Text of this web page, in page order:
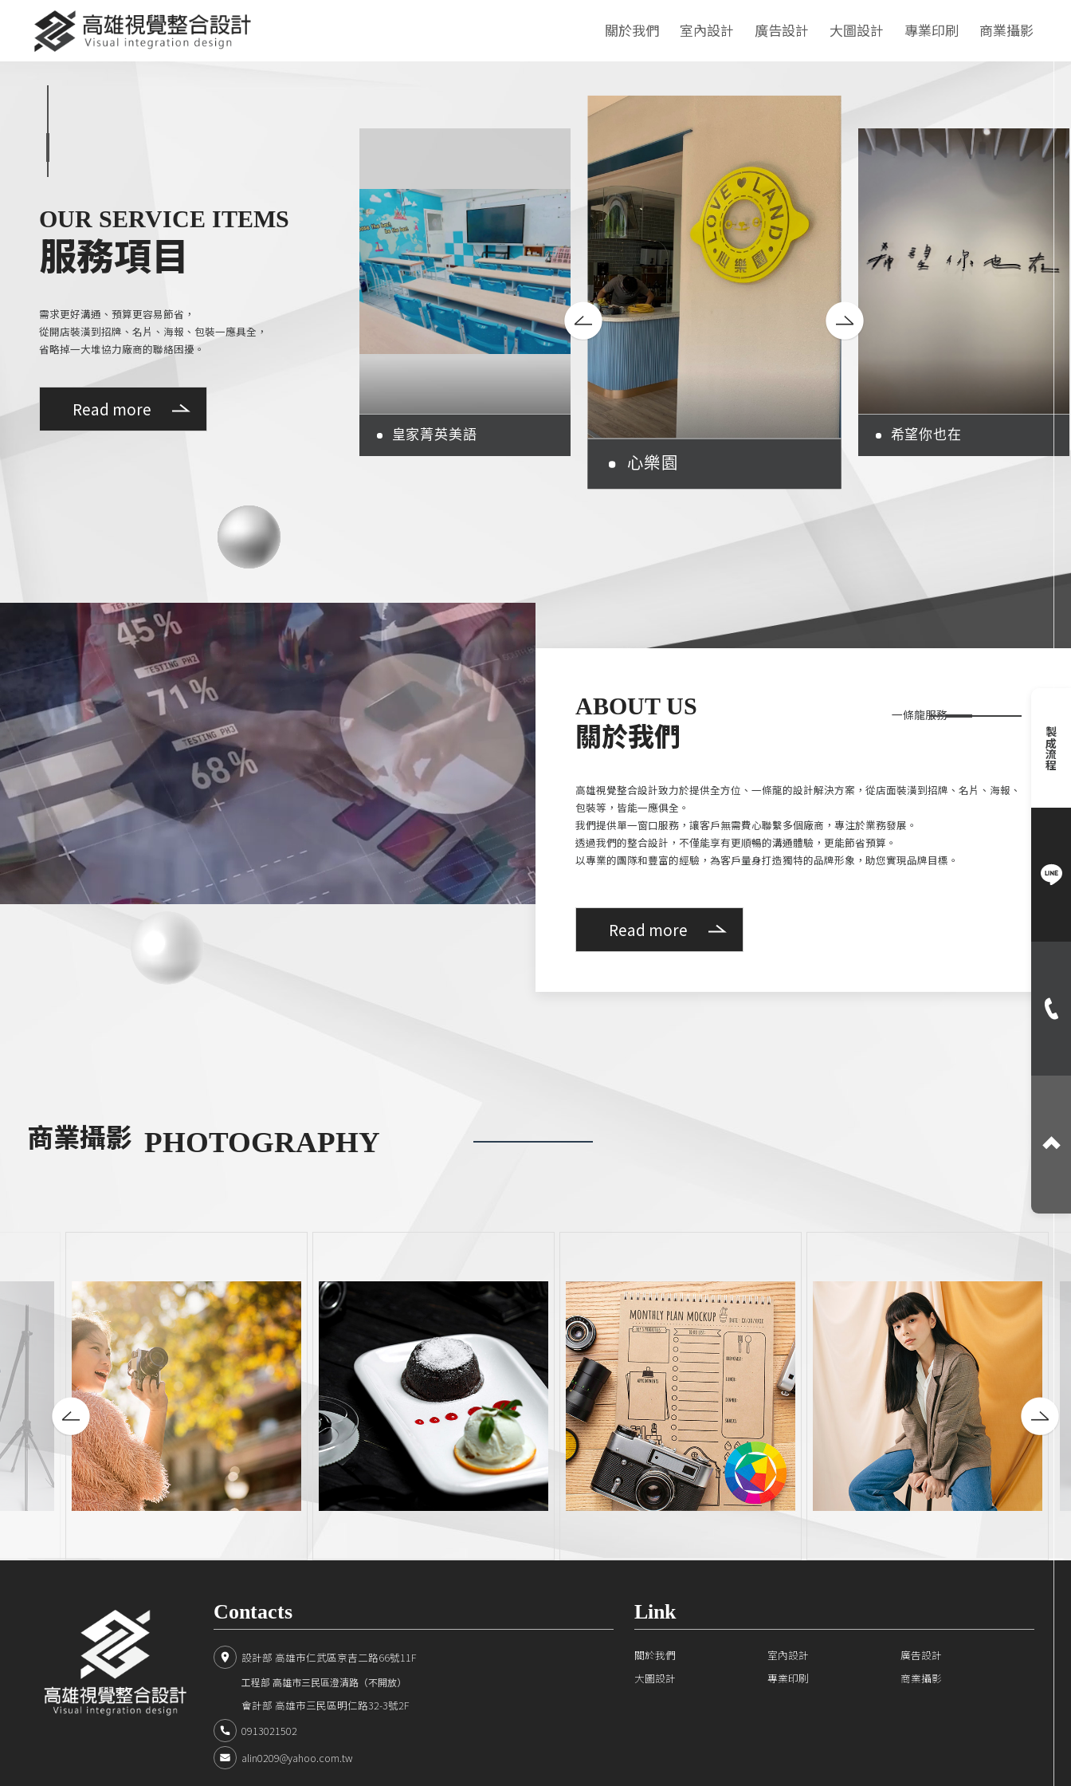
關於我們 室內設計 廣告設計 大圖設計 專業印刷 商業攝影
小洋房 皇家菁英美語
心樂園
希望你也在
OUR SERVICE ITEMS
服務項目
需求更好溝通、預算更容易節省，
從開店裝潢到招牌、名片、海報、包裝一應具全，
省略掉一大堆協力廠商的聯絡困擾。
Read more
一條龍服務
ABOUT US
關於我們
高雄視覺整合設計致力於提供全方位、一條龍的設計解決方案，從店面裝潢到招牌、名片、海報、
包裝等，皆能一應俱全。
我們提供單一窗口服務，讓客戶無需費心聯繫多個廠商，專注於業務發展。
透過我們的整合設計，不僅能享有更順暢的溝通體驗，更能節省預算。
以專業的團隊和豐富的經驗，為客戶量身打造獨特的品牌形象，助您實現品牌目標。
Read more
商業攝影 PHOTOGRAPHY
人像攝影
Portrait photography
商業攝影
Commercial Photography
目錄拍攝
Catalog shoot
雜誌拍攝
magazine shoot
Contacts
設計部 高雄市仁武區京吉二路66號11F
工程部 高雄市三民區澄清路（不開放）
會計部 高雄市三民區明仁路32-3號2F
0913021502
alin0209@yahoo.com.tw
Link
關於我們 室內設計
廣告設計
大圖設計
專業印刷 商業攝影
製成流程